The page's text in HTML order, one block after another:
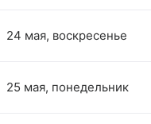
24 мая, воскресенье
25 мая, понедельник